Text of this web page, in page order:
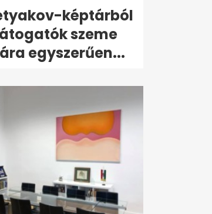
képtárból
szeme
egyszerűen...